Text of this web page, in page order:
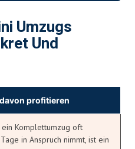
Umzugs
Und
profitieren
ein Komplettumzug oft
in Anspruch nimmt, ist ein